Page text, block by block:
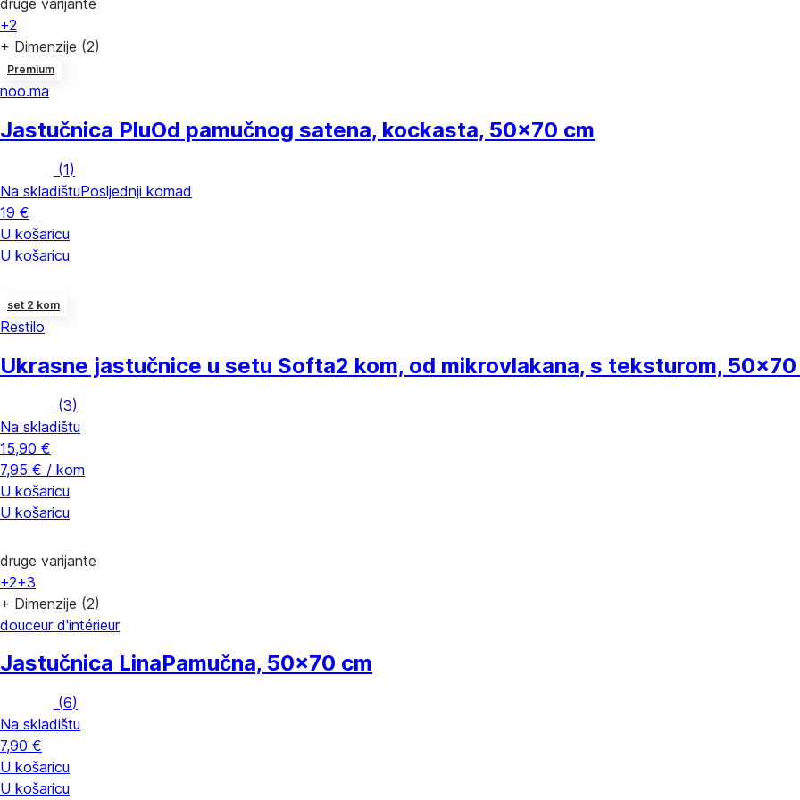
+2
+ Dimenzije (2)
Premium
noo.ma
Jastučnica PluOd pamučnog satena, kockasta, 50x70 cm
(1)
Na skladištuPosljednji komad
19 €
U košaricu
U košaricu
set 2 kom
Restilo
Ukrasne jastučnice u setu Softa2 kom, od mikrovlakana, s teksturom,
(3)
Na skladištu
15,90 €
7,95 € / kom
U košaricu
U košaricu
druge varijante
+2+3
+ Dimenzije (2)
douceur d'intérieur
Jastučnica LinaPamučna, 50x70 cm
(6)
Na skladištu
7,90 €
U košaricu
U košaricu